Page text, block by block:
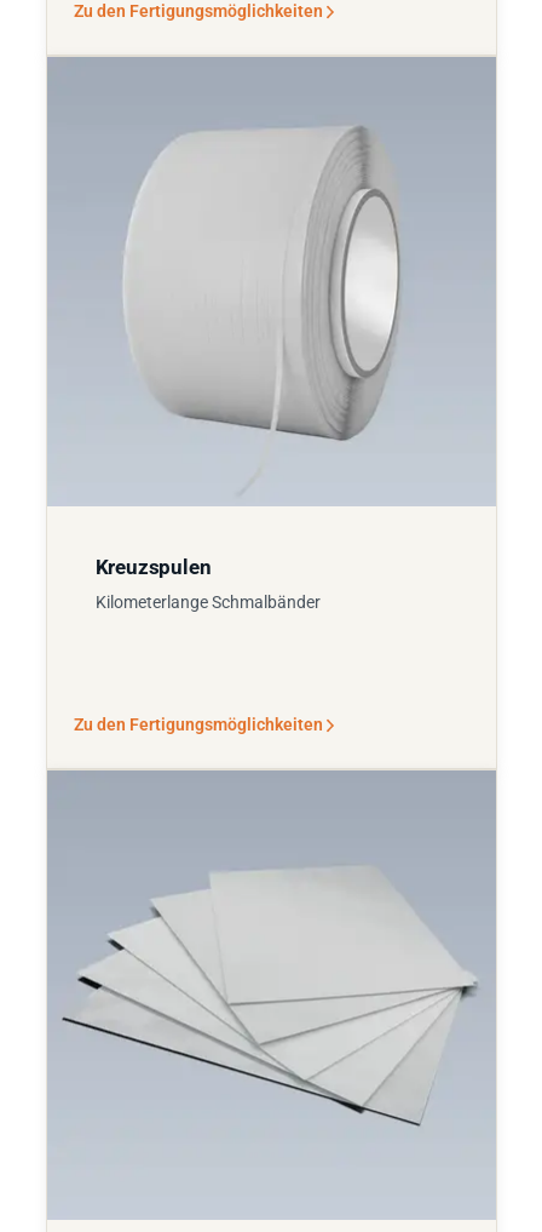
Zu den Fertigungsmöglichkeiten
Kreuzspulen
Kilometerlange Schmalbänder
Zu den Fertigungsmöglichkeiten